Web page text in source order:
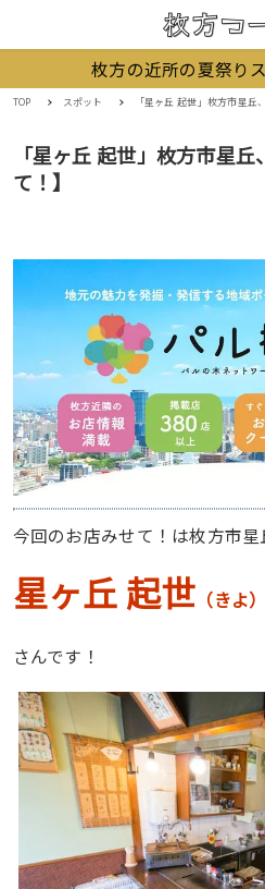
枚方の近所の夏祭り
TOP スポット 「星ヶ丘 起世」枚方市星丘
「星ヶ丘 起世」枚方市星
て！】
今回のお店みせて！は枚方市星
星ヶ丘 起世 （きよ）
さんです！